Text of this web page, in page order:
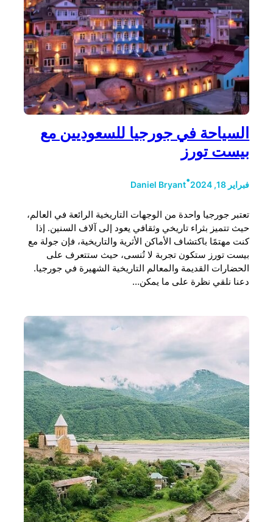
السياحة في جورجيا للسعوديين مع
بيست تورز
فبراير 18, 2024 •
Daniel Bryant
تعتبر جورجيا واحدة من الوجهات التاريخية الرائعة في العالم،
حيث تتميز بثراء تاريخي وثقافي يعود إلى آلاف السنين. إذا
كنت مهتمًا باكتشاف الأماكن الأثرية والتاريخية، فإن جولة مع
بيست تورز ستكون تجربة لا تُنسى، حيث ستتعرف على
الحضارات القديمة والمعالم التاريخية الشهيرة في جورجيا.
دعنا نلقي نظرة على ما يمكن…